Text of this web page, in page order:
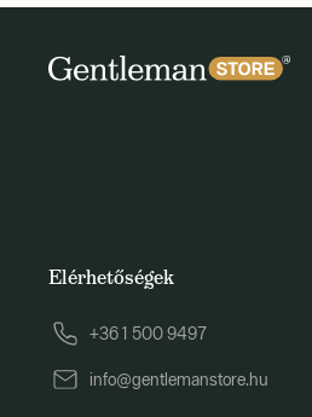
Elérhetőségek
+36 1 500 9497
info@gentlemanstore.hu